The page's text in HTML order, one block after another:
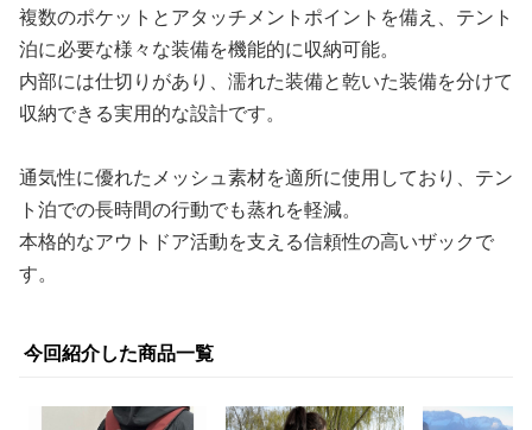
複数のポケットとアタッチメントポイントを備え、テント
泊に必要な様々な装備を機能的に収納可能。
内部には仕切りがあり、濡れた装備と乾いた装備を分けて
収納できる実用的な設計です。
通気性に優れたメッシュ素材を適所に使用しており、テン
ト泊での長時間の行動でも蒸れを軽減。
本格的なアウトドア活動を支える信頼性の高いザックで
す。
今回紹介した商品一覧